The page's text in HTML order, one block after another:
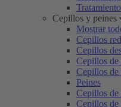
Cepillos y peines
Mostrar
Cepillos
Cepillos
Cepillos de
Cepillos de
Peines
Cepillos de
Cepillos de